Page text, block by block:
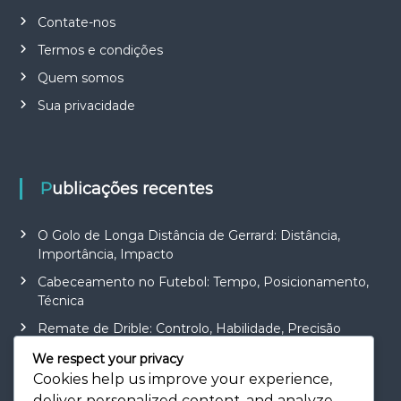
Contate-nos
Termos e condições
Quem somos
Sua privacidade
Publicações recentes
O Golo de Longa Distância de Gerrard: Distância,
Importância, Impacto
Cabeceamento no Futebol: Tempo, Posicionamento,
Técnica
Remate de Drible: Controlo, Habilidade, Precisão
Objetivo do Tiro de Colocação: Precisão, Técnica,
Ângulo
We respect your privacy
Cookies help us improve your experience,